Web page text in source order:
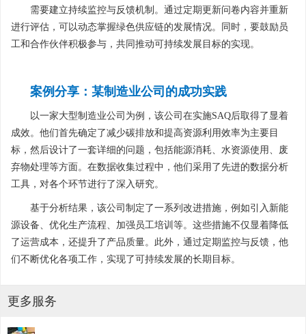
需要建立持续监控与反馈机制。通过定期更新问卷内容并重新
进行评估，可以动态掌握绿色供应链的发展情况。同时，要鼓励员
工和合作伙伴积极参与，共同推动可持续发展目标的实现。
案例分享：某制造业公司的成功实践
以一家大型制造业公司为例，该公司在实施SAQ后取得了显着
成效。他们首先确定了减少碳排放和提高资源利用效率为主要目
标，然后设计了一套详细的问题，包括能源消耗、水资源使用、废
弃物处理等方面。在数据收集过程中，他们采用了先进的数据分析
工具，对各个环节进行了深入研究。
基于分析结果，该公司制定了一系列改进措施，例如引入新能
源设备、优化生产流程、加强员工培训等。这些措施不仅显着降低
了运营成本，还提升了产品质量。此外，通过定期监控与反馈，他
们不断优化各项工作，实现了可持续发展的长期目标。
更多服务